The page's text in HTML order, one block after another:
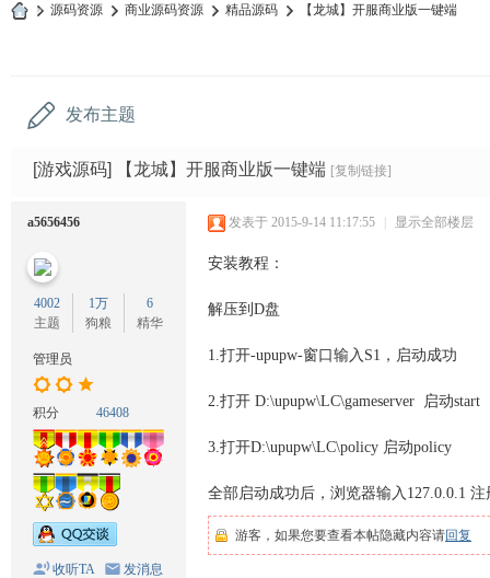
» 源码资源 › 商业源码资源 › 精品源码 › 【龙城】开服商业版一键端
发布主题
[游戏源码] 【龙城】开服商业版一键端 [复制链接]
a5656456
4002
主题
1万
狗粮
6
精华
管理员
积分 46408
收听TA 发消息
发表于 2015-9-14 11:17:55 | 显示全部楼层
安装教程：
解压到D盘
1.打开-upupw-窗口输入S1，启动成功
2.打开 D:\upupw\LC\gameserver 启动start
3.打开D:\upupw\LC\policy 启动policy
全部启动成功后，浏览器输入127.0.0.1
游客，如果您要查看本帖隐藏内容请回复